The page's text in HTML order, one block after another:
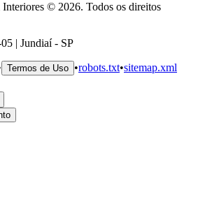
© 2026. Todos os direitos
| Jundiaí - SP
Termos de Uso •robots.txt•sitemap.xml